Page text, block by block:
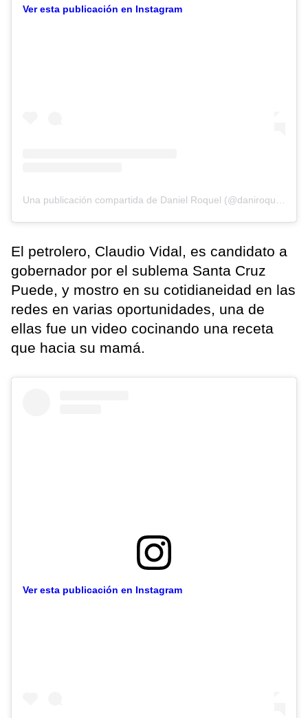
Ver esta publicación en Instagram
El petrolero, Claudio Vidal, es candidato a
gobernador por el sublema Santa Cruz
Puede, y mostro en su cotidianeidad en las
redes en varias oportunidades, una de
ellas fue un video cocinando una receta
que hacia su mamá.
Ver esta publicación en Instagram